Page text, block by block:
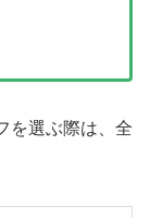
を選ぶ際は、全